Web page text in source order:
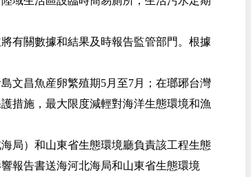
關數據和結果及時報告監管部門。根據
昌魚産卵繁殖期5月至7月；在瑯琊台灣
措施，最大限度減輕對海洋生態環境和漁
）和山東省生態環境廳負責該工程生態
報告書送海河北海局和山東省生態環境